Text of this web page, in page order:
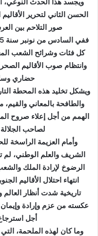
ك
ر
و
ن
ا
الحسن الثاني لتحرير
صور التلاحم بين
كل فئات وشرائح الشعب
وانتظام صوب الأقاليم
حضاري
ويشكل تخليد هذه المحطة
والطافحة بالمعاني
الهمم من أجل إعلاء صروح
لصاحب
وأمام العزيمة الراسخة
الشريف والعلم الوطني،
الرضوخ لإرادة الملك
انتهاء احتلال الأقاليم
تاريخية شدت أنظار
عكسته من عزم وإرادة وإيمان
أجل
وما كان لهذه الملحمة،